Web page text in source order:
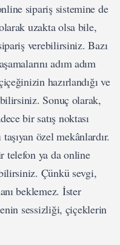
sipariş sistemine de
uzakta olsa bile,
verebilirsiniz. Bazı
adım adım
hazırlandığı ve
Sonuç olarak,
bir satış noktası
özel mekânlardır.
telefon ya da online
Çünkü sevgi,
beklemez. İster
sessizliği, çiçeklerin